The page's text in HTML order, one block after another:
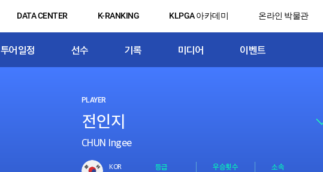
DATA CENTER K-RANKING KLPGA 아카데미 온라인 박물관
투어일정 선수 기록 미디어 이벤트
PLAYER
CHUN Ingee
KOR 등급 우승횟수 소속